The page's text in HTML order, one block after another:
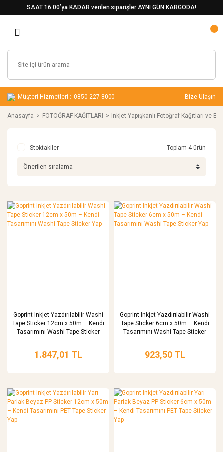
SAAT 16:00’ya KADAR verilen siparişler AYNI GÜN KARGODA!
Müşteri Hizmetleri : 0850 227 8000 Bize Ulaşın
Anasayfa FOTOĞRAF KAĞITLARI Inkjet Yapışkanlı Fotoğraf Kağıtları ve
Stoktakiler Toplam 4 ürün
Goprint Inkjet Yazdırılabilir Washi
Tape Sticker 12cm x 50m – Kendi
Tasarımını Washi Tape Sticker
1.847,01 TL
Goprint Inkjet Yazdırılabilir Washi
Tape Sticker 6cm x 50m – Kendi
Tasarımını Washi Tape Sticker
923,50 TL